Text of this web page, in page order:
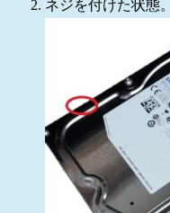
ネジを付けた状態。